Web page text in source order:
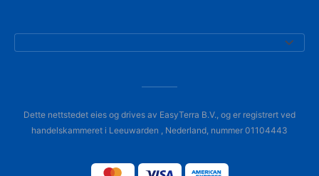
Dette nettstedet eies og drives av EasyTerra B.V., og er registrert ved
handelskammeret i Leeuwarden , Nederland, nummer 01104443